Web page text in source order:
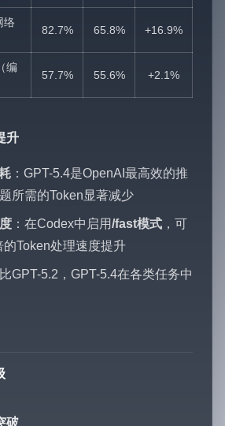
络
82.7% 65.8% +16.9%
编
57.7% 55.6% +2.1%
升
：GPT-5.4是OpenAI最高效的推
所需的Token显著减少
：在Codex中启用/fast模式 ，可
的Token处理速度提升
比GPT-5.2，GPT-5.4在各类任务中
破